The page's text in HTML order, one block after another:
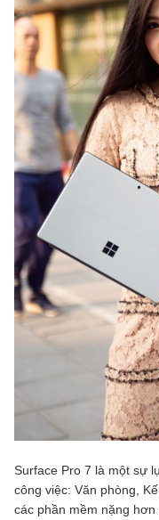
Surface Pro 7 là một sự
công việc: Văn phòng,
các phần mềm nặng hơn